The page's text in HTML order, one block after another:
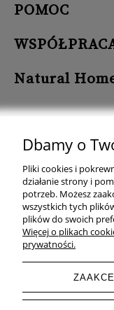
POMOC
Natural
Natural Home Decor
507 707 299
|
Dbamy o
Pliki cookies i
działanie strony i
potrzeb. Możesz
wszystkich tych
plików do swoich
Więcej o plikach
prywatności.